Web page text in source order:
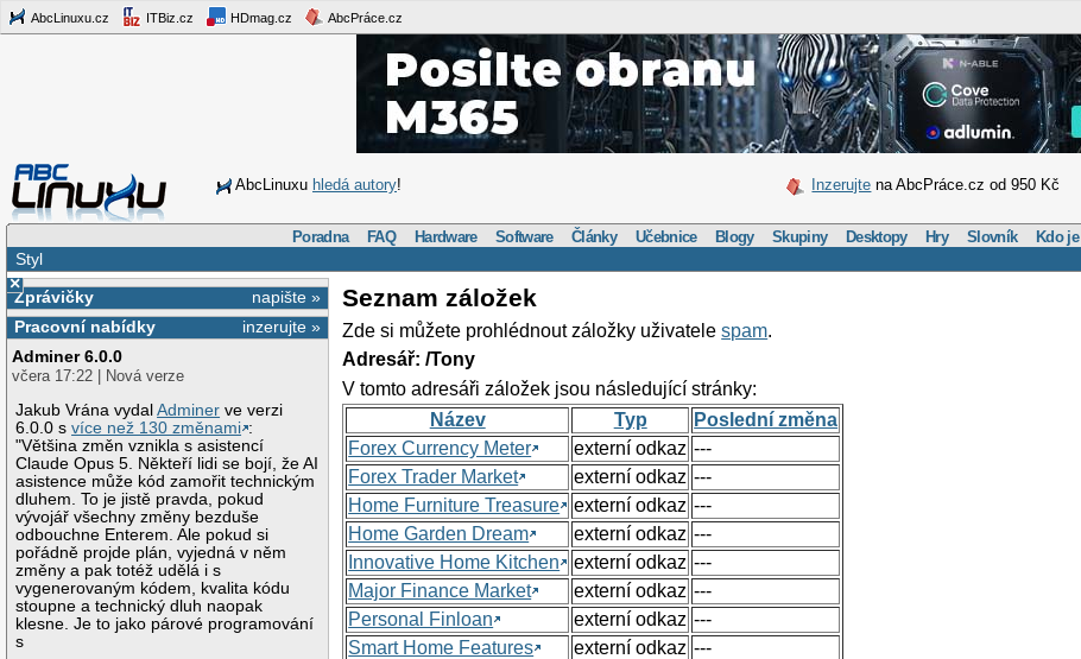
AbcLinuxu.cz ITBiz.cz HDmag.cz AbcPráce.cz
AbcLinuxu hledá autory! Inzerujte na AbcPráce.cz od 950 Kč
Poradna FAQ Hardware Software Články Učebnice Blogy Skupiny Desktopy Hry Slovník Kdo je
Styl
×
napište »
Zprávičky
inzerujte »
Pracovní nabídky
Adminer 6.0.0
včera 17:22 | Nová verze
Jakub Vrána vydalAdminer ve verzi
6.0.0 svíce než 130 změnami :
"Většina změn vznikla s asistencí
Claude Opus 5. Někteří lidi se bojí, že AI
asistence může kód zamořit technickým
dluhem. To je jistě pravda, pokud
vývojář všechny změny bezduše
odbouchne Enterem. Ale pokud si
pořádně projde plán, vyjedná v něm
změny a pak totéž udělá i s
vygenerovaným kódem, kvalita kódu
stoupne a technický dluh naopak
klesne. Je to jako párové programování
s
Seznam záložek
Zde si můžete prohlédnout záložky uživatelespam.
Adresář: /Tony
V tomto adresáři záložek jsou následující stránky:
Název
Typ
Poslední změna
Forex Currency Meter
externí odkaz ---
Forex Trader Market
externí odkaz ---
Home Furniture Treasure
externí odkaz ---
Home Garden Dream
externí odkaz ---
Innovative Home Kitchen
externí odkaz ---
Major Finance Market
externí odkaz ---
Personal Finloan
externí odkaz ---
Smart Home Features
externí odkaz ---